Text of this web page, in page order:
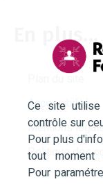
Ce site
contrôle sur
Pour plus
tout moment
Pour
En plus...
Plan du site
Accessibilité
Mentions
Politique des